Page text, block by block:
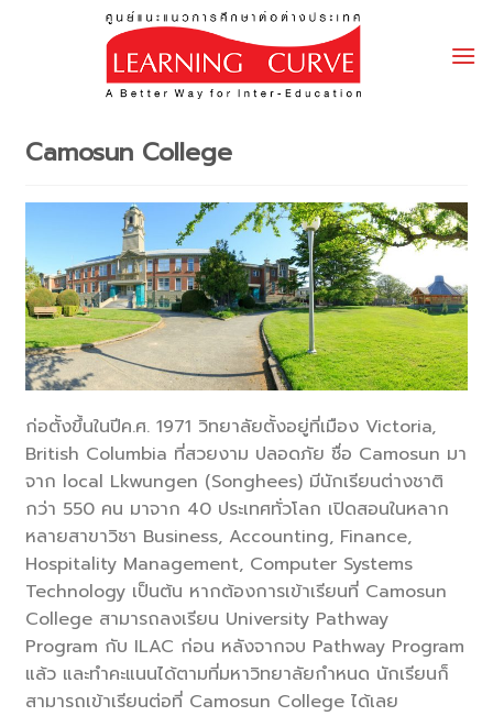
Camosun College
ก่อตั้งขึ้นในปีค.ศ. 1971 วิทยาลัยตั้งอยู่ที่เมือง Victoria,
British Columbia ที่สวยงาม ปลอดภัย ชื่อ Camosun มา
จาก local Lkwungen (Songhees) มีนักเรียนต่างชาติ
กว่า 550 คน มาจาก 40 ประเทศทั่วโลก เปิดสอนในหลาก
หลายสาขาวิชา Business, Accounting, Finance,
Hospitality Management, Computer Systems
Technology เป็นต้น หากต้องการเข้าเรียนที่ Camosun
College สามารถลงเรียน University Pathway
Program กับ ILAC ก่อน หลังจากจบ Pathway Program
แล้ว และทำคะแนนได้ตามที่มหาวิทยาลัยกำหนด นักเรียนก็
สามารถเข้าเรียนต่อที่ Camosun College ได้เลย